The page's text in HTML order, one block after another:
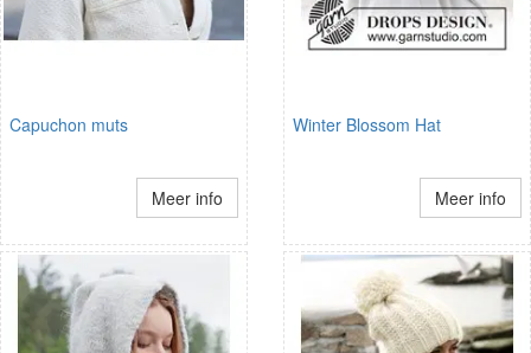
Capuchon muts
Meer info
Winter Blossom Hat
Meer info